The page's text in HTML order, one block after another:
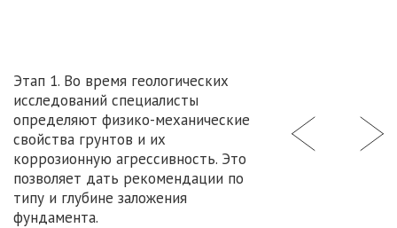
Этап 1. Во время геологических
исследований специалисты
определяют физико-механические
свойства грунтов и их
коррозионную агрессивность. Это
позволяет дать рекомендации по
типу и глубине заложения
фундамента.